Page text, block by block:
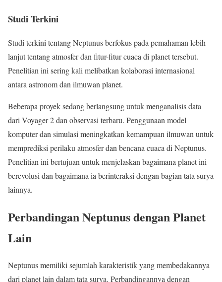
Studi Terkini
Studi terkini tentang Neptunus berfokus pada pemahaman lebih
lanjut tentang atmosfer dan fitur-fitur cuaca di planet tersebut.
Penelitian ini sering kali melibatkan kolaborasi internasional
antara astronom dan ilmuwan planet.
Beberapa proyek sedang berlangsung untuk menganalisis data
dari Voyager 2 dan observasi terbaru. Penggunaan model
komputer dan simulasi meningkatkan kemampuan ilmuwan untuk
memprediksi perilaku atmosfer dan bencana cuaca di Neptunus.
Penelitian ini bertujuan untuk menjelaskan bagaimana planet ini
berevolusi dan bagaimana ia berinteraksi dengan bagian tata surya
lainnya.
Perbandingan Neptunus dengan Planet
Lain
Neptunus memiliki sejumlah karakteristik yang membedakannya
dari planet lain dalam tata surya. Perbandingannya dengan